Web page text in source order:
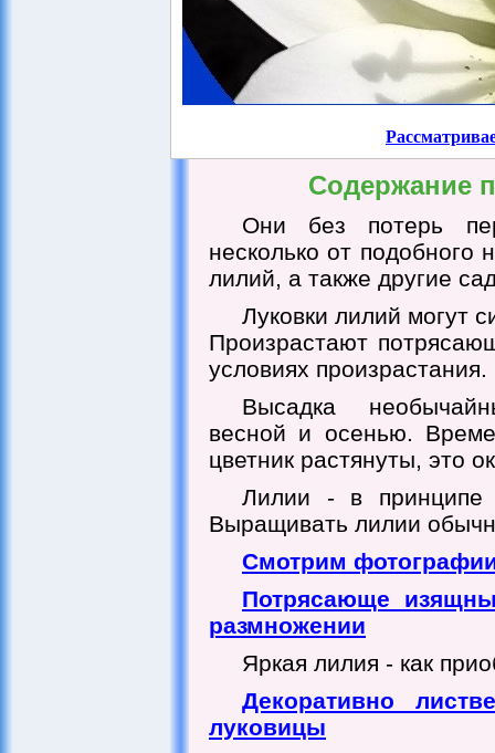
Содержание
Они без потерь
несколько от подобного
лилий, а также другие
Луковки лилий могут
Произрастают
условиях произрастания.
Высадка
весной и осенью.
цветник растянуты, это
Лилии - в принципе
Выращивать лилии
Смотрим
Потрясающе
размножении
Яркая лилия - как
Декоративно
луковицы